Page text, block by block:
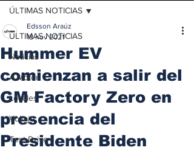
ÚLTIMAS NOTICIAS
Noticias
A Motor
Locales
Voltaje
Test Drive
ÚLTIMAS NOTICIAS
Hummer EV
comienzan a salir del
GM Factory Zero en
presencia del
Presidente Biden
Edsson Araúz
18 nov 2021